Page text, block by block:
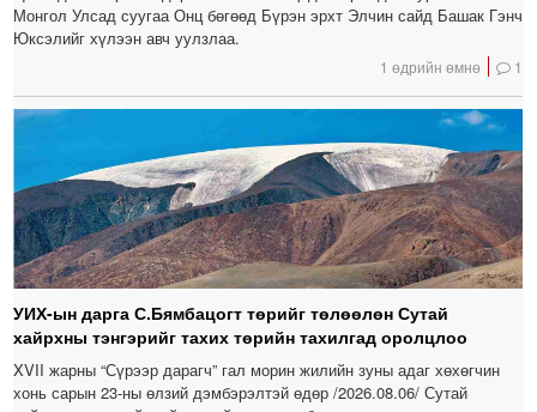
Монгол Улсад суугаа Онц бөгөөд Бүрэн эрхт Элчин сайд Башак Гэнч
Юксэлийг хүлээн авч уулзлаа.
1 өдрийн өмнө 1
УИХ-ын дарга С.Бямбацогт төрийг төлөөлөн Сутай
хайрхны тэнгэрийг тахих төрийн тахилгад оролцлоо
XVII жарны “Сүрээр дарагч” гал морин жилийн зуны адаг хөхөгчин
хонь сарын 23-ны өлзий дэмбэрэлтэй өдөр /2026.08.06/ Сутай